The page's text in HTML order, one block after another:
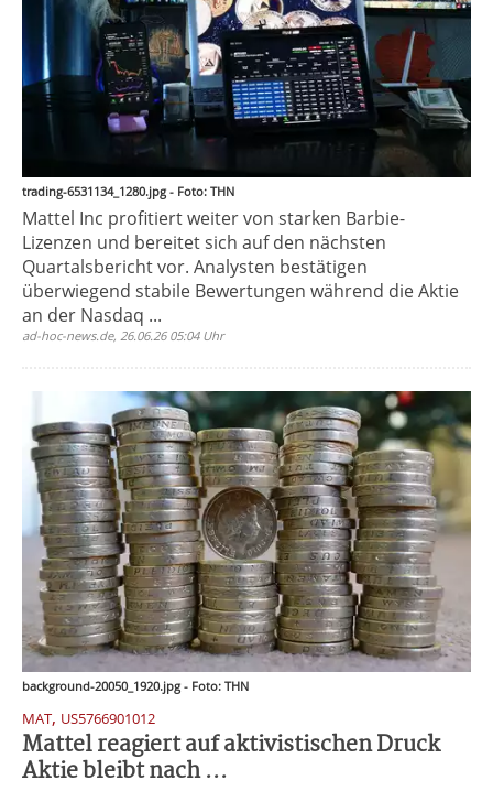
trading-6531134_1280.jpg - Foto: THN
Mattel Inc profitiert weiter von starken Barbie-
Lizenzen und bereitet sich auf den nächsten
Quartalsbericht vor. Analysten bestätigen
überwiegend stabile Bewertungen während die Aktie
an der Nasdaq ...
ad-hoc-news.de, 26.06.26 05:04 Uhr
background-20050_1920.jpg - Foto: THN
MAT, US5766901012
Mattel reagiert auf aktivistischen Druck
Aktie bleibt nach ...